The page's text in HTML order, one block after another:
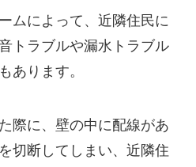
ムによって、近隣住民に
トラブルや漏水トラブル
あります。
際に、壁の中に配線があ
切断してしまい、近隣住